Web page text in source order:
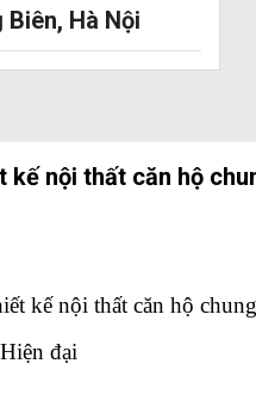
Hà Nội
nội thất căn hộ
kế nội thất căn hộ
đại